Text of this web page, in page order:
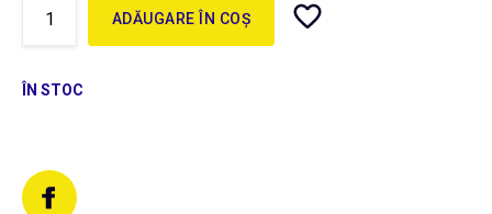
ADĂUGARE ÎN COȘ
ÎN STOC